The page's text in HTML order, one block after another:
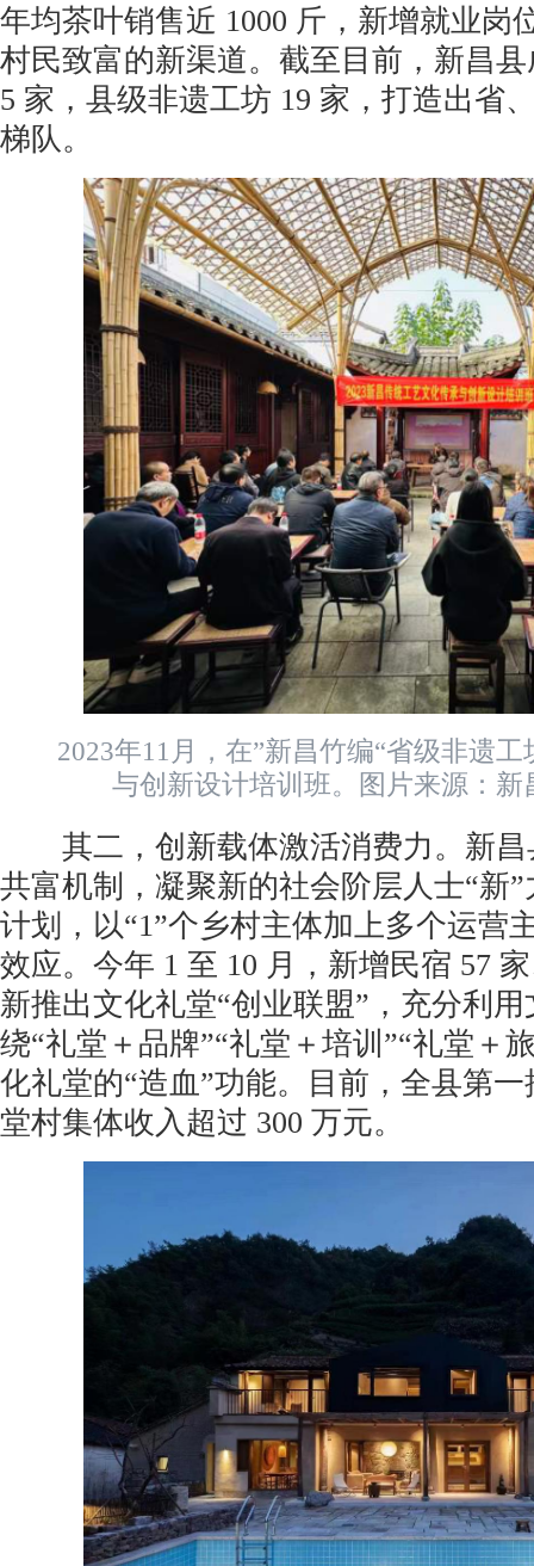
年均茶叶销售近 1000 斤，新增就业岗
村民致富的新渠道。截至目前，新昌
5 家，县级非遗工坊 19 家，打造出省
梯队。
2023年11月，在”新昌竹编“省级非遗工
与创新设计培训班。图片来源：
其二，创新载体激活消费力。新昌
共富机制，凝聚新的社会阶层人士“新
计划，以“1”个乡村主体加上多个运营
效应。今年 1 至 10 月，新增民宿 57
新推出文化礼堂“创业联盟”，充分利
绕“礼堂＋品牌”“礼堂＋培训”“礼堂＋
化礼堂的“造血”功能。目前，全县第
堂村集体收入超过 300 万元。